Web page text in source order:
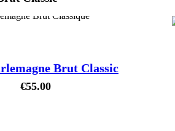
Brut Classic
€55.00